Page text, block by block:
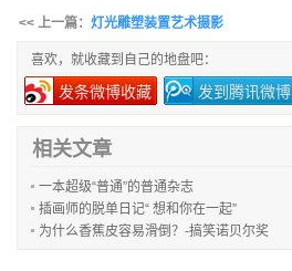
<< 上一篇： 灯光雕塑装置艺术摄影
喜欢，就收藏到自己的地盘吧：
发条微博收藏 发到腾讯微博
相关文章
一本超级“普通”的普通杂志
插画师的脱单日记“ 想和你在一起”
为什么香蕉皮容易滑倒？-搞笑诺贝尔奖